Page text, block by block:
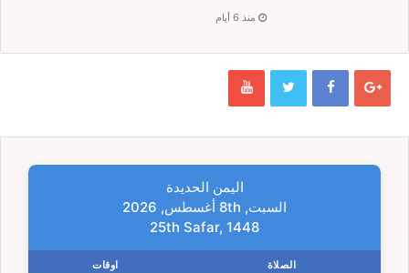
منذ 6 أيام
اليمن الحديدة
السبت, 8th أغسطس, 2026
25th Safar, 1448
الصلاة اوقات